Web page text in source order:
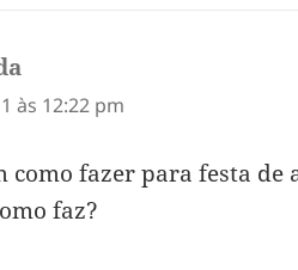
às 12:22 pm
como fazer para festa de
faz?